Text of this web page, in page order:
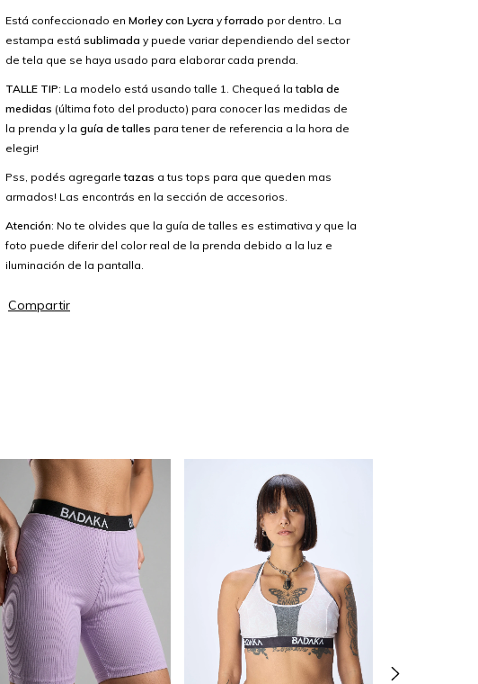
Está confeccionado en Morley con Lycra yforrado por dentro. La
estampa está sublimada y puede variar dependiendo del sector
de tela que se haya usado para elaborar cada prenda.
TALLE TIP: La modelo está usando talle 1. Chequeá la tabla de
medidas (última foto del producto) para conocer las medidas de
la prenda y la guía de talles para tener de referencia a la hora de
elegir!
Pss, podés agregarletazas a tus tops para que queden mas
armados! Las encontrás en la sección de accesorios.
Atención: No te olvides que la guía de talles es estimativa y que la
foto puede diferir del color real de la prenda debido a la luz e
iluminación de la pantalla.
Compartir